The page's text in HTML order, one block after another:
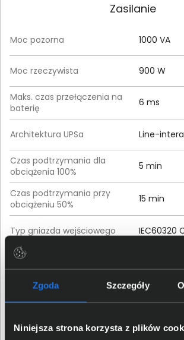
Zgoda Szczegóły
Niniejsza strona korzysta z plików
Zasilanie
Moc pozorna 1000 VA
Moc rzeczywista 900 W
Maks. czas przełączenia na
baterię
6 ms
Architektura UPSa Line-
Czas podtrzymania dla
obciążenia 100%
5 min
Czas podtrzymania przy
obciążeniu 50%
15 min
Typ gniazda wejściowego IEC60320
Liczba i rodzaj gniazdek z
utrzymaniem zasilania
6 x
Układ automatycznej
regulacji napięcia (AVR)
Tak
Sinus podczas pracy na
baterii
Tak